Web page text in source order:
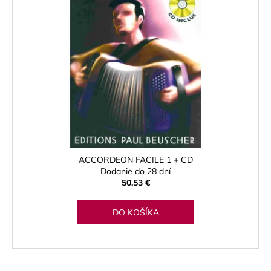
ACCORDEON FACILE 1 + CD
Dodanie do 28 dní
50,53 €
DO KOŠÍKA